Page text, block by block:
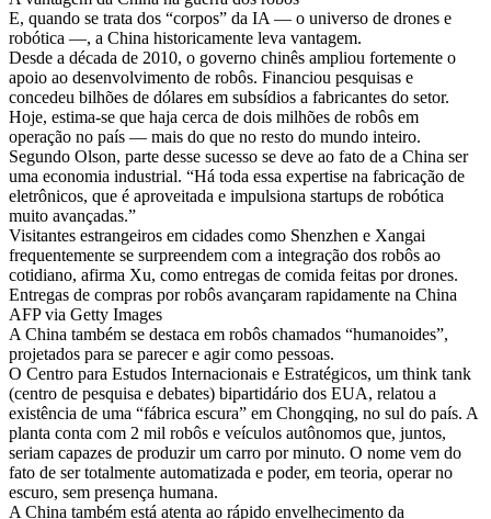
E, quando se trata dos “corpos” da IA — o universo de drones e
robótica —, a China historicamente leva vantagem.
Desde a década de 2010, o governo chinês ampliou fortemente o
apoio ao desenvolvimento de robôs. Financiou pesquisas e
concedeu bilhões de dólares em subsídios a fabricantes do setor.
Hoje, estima-se que haja cerca de dois milhões de robôs em
operação no país — mais do que no resto do mundo inteiro.
Segundo Olson, parte desse sucesso se deve ao fato de a China ser
uma economia industrial. “Há toda essa expertise na fabricação de
eletrônicos, que é aproveitada e impulsiona startups de robótica
muito avançadas.”
Visitantes estrangeiros em cidades como Shenzhen e Xangai
frequentemente se surpreendem com a integração dos robôs ao
cotidiano, afirma Xu, como entregas de comida feitas por drones.
Entregas de compras por robôs avançaram rapidamente na China
AFP via Getty Images
A China também se destaca em robôs chamados “humanoides”,
projetados para se parecer e agir como pessoas.
O Centro para Estudos Internacionais e Estratégicos, um think tank
(centro de pesquisa e debates) bipartidário dos EUA, relatou a
existência de uma “fábrica escura” em Chongqing, no sul do país. A
planta conta com 2 mil robôs e veículos autônomos que, juntos,
seriam capazes de produzir um carro por minuto. O nome vem do
fato de ser totalmente automatizada e poder, em teoria, operar no
escuro, sem presença humana.
A China também está atenta ao rápido envelhecimento da